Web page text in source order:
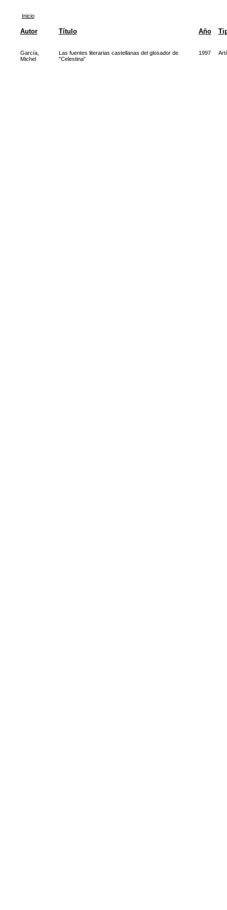
Inicio
Autor Título Año
García,
Michel
Las fuentes literarias castellanas del glosador de
"Celestina"
1997